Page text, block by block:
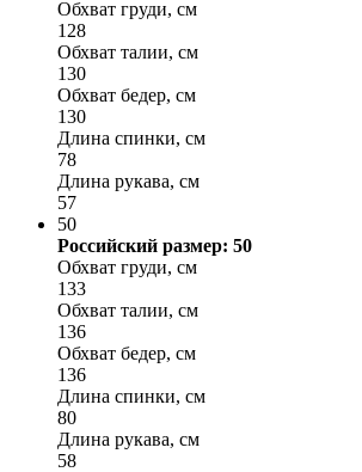
Обхват груди, см
128
Обхват талии, см
130
Обхват бедер, см
130
Длина спинки, см
78
Длина рукава, см
57
50
Российский размер: 50
Обхват груди, см
133
Обхват талии, см
136
Обхват бедер, см
136
Длина спинки, см
80
Длина рукава, см
58